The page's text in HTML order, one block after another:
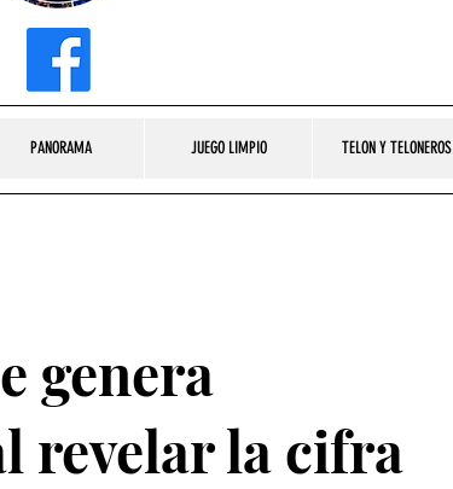
PANORAMA JUEGO LIMPIO TELON Y TELONEROS
genera
revelar la cifra